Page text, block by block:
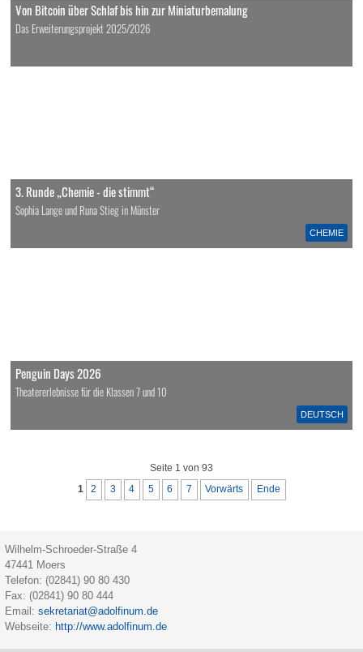
Von Bitcoin über Schlaf bis hin zur Miniaturbemalung
Das Erweiterungsprojekt 2025/2026
CHEMIE
3. Runde „Chemie - die stimmt“
Sophia Lange und Runa Stieg in Münster
DEUTSCH
Penguin Days 2026
Theatererlebnisse für die Klassen 7 und 10
Seite 1 von 93
1 2 3 4 5 6 7 Vorwärts Ende
Wilhelm-Schroeder-Straße 4
47441 Moers
Telefon: (02841) 90 80 430
Fax: (02841) 90 80 444
Email:sekretariat@adolfinum.de
Webseite: http://www.adolfinum.de